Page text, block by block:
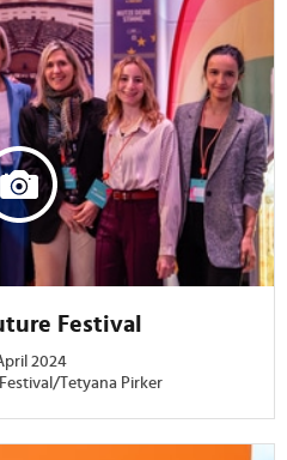
Festival
2024
Tetyana Pirker